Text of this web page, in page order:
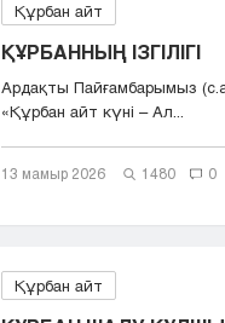
Құрбан айт
ҚҰРБАННЫҢ ІЗГІЛІГІ
Ардақты Пайғамбарымыз
«Құрбан айт күні – Aл...
13 мамыр 2026 1480 0
Құрбан айт